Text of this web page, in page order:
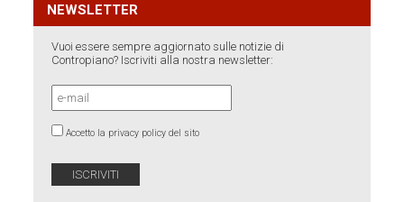
NEWSLETTER
Vuoi essere sempre aggiornato sulle notizie di
Contropiano? Iscriviti alla nostra newsletter:
Accetto la privacy policy del sito